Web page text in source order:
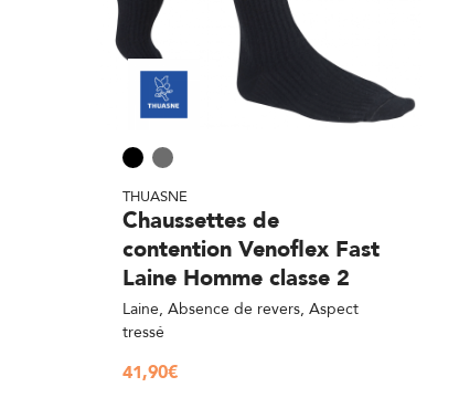
THUASNE
Chaussettes de
contention Venoflex Fast
Laine Homme classe 2
Laine, Absence de revers, Aspect
tressé
41,90€